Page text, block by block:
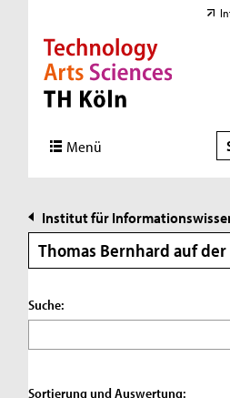
Direkt zur Hauptnavigation
Direkt zur Subnavigation
Direkt zum Inhalt
Direkt zum Fußbereich
Menü
Institut für
Thomas Bernhard auf
Suche:
Sortierung und Auswertung: